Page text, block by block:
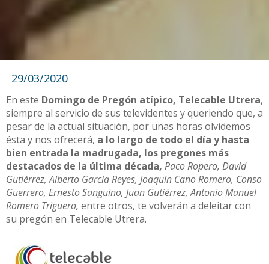
29/03/2020
En este Domingo de Pregón atípico, Telecable Utrera,
siempre al servicio de sus televidentes y queriendo que, a
pesar de la actual situación, por unas horas olvidemos
ésta y nos ofrecerá, a lo largo de todo el día y hasta
bien entrada la madrugada, los pregones más
destacados de la última década, Paco Ropero, David
Gutiérrez, Alberto García Reyes, Joaquín Cano Romero, Conso
Guerrero, Ernesto Sanguino, Juan Gutiérrez, Antonio Manuel
Romero Triguero, entre otros, te volverán a deleitar con
su pregón en Telecable Utrera.